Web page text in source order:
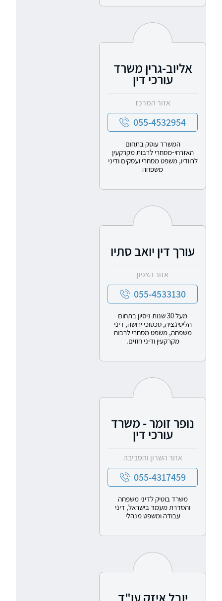
אליוב-גרין משרד
עורכי דין
אזור המרכז
055-4532954
המשרד עוסק בתחום
האזרחי-מסחרי לרבות מקרקעין
לרוודיו, משפט מסחרי ועסקים ודיני
משפחה
עורך דין יואב סתיו
אזור הצפון
055-4533130
מעל 30 שנות ניסיון בתחום
הליטיגציה, סכסוכי ירושה, דיני
משפחה, משפט מסחרי לרבות
מקרקעין ודיני חוזים.
נופר זומר - משרד
עורכי דין
אזור השרון והסביבה
055-4317459
משרד בוטיק לדיני משפחה
והסדרת מעמד בישראל, דיני
עבודה ומשפט מנהלי